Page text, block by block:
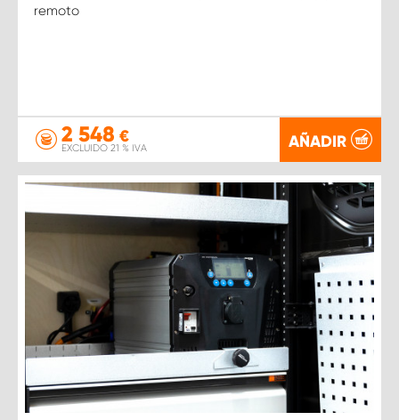
remoto
2 548 €
EXCLUIDO 21 % IVA AÑADIR